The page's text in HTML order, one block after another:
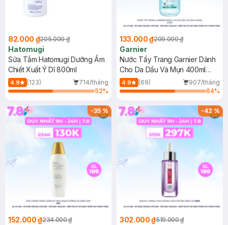
82.000 ₫205.000 ₫
Hatomugi
Sữa Tắm Hatomugi Dưỡng Ẩm
Chiết Xuất Ý Dĩ 800ml
4.9 (123)
714/tháng
52%
133.000 ₫209.000 ₫
Garnier
Nước Tẩy Trang Garnier Dành
Cho Da Dầu Và Mụn 400ml
(Mới)
4.9 (69)
907/tháng
64%
-35%
152.000 ₫234.000 ₫
-42%
302.000 ₫519.000 ₫